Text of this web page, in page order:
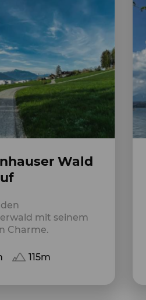
Wald
mit seinem
Charme.
115m